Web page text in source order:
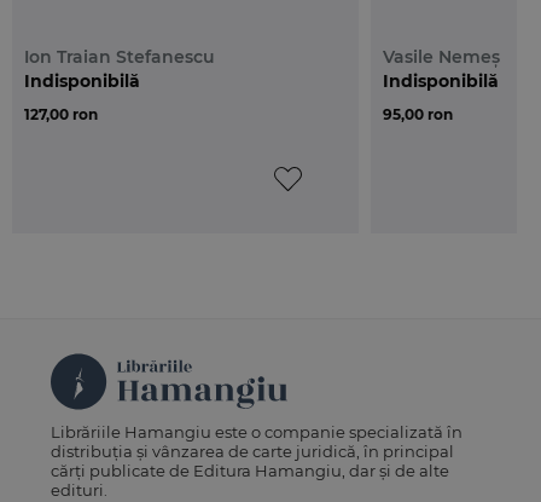
Ion Traian Stefanescu
127,00 ron
Indisponibilă
Vasile Nemeș
95,00 ron
Indisponibilă
Librăriile Hamangiu este o companie specializată în
distribuția și vânzarea de carte juridică, în principal
cărți publicate de Editura Hamangiu, dar și de alte
edituri.